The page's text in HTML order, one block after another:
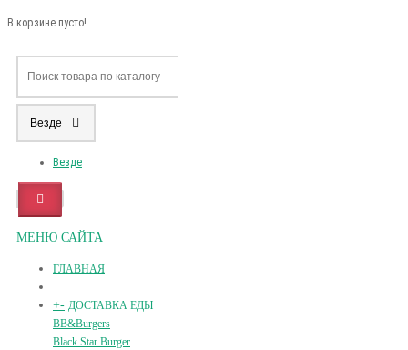
В корзине пусто!
Везде
Везде
МЕНЮ САЙТА
ГЛАВНАЯ
+- ДОСТАВКА ЕДЫ
BB&Burgers
Black Star Burger